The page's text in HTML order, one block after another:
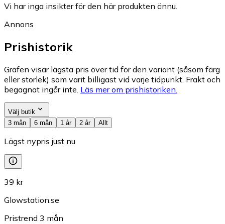
Vi har inga insikter för den här produkten ännu.
Annons
Prishistorik
Grafen visar lägsta pris över tid för den variant (såsom färg
eller storlek) som varit billigast vid varje tidpunkt. Frakt och
begagnat ingår inte. Läs mer om prishistoriken.
Välj butik
3 mån
6 mån 1 år 2 år Allt
Lägst nypris just nu
39 kr
Glowstation.se
Pristrend 3 mån